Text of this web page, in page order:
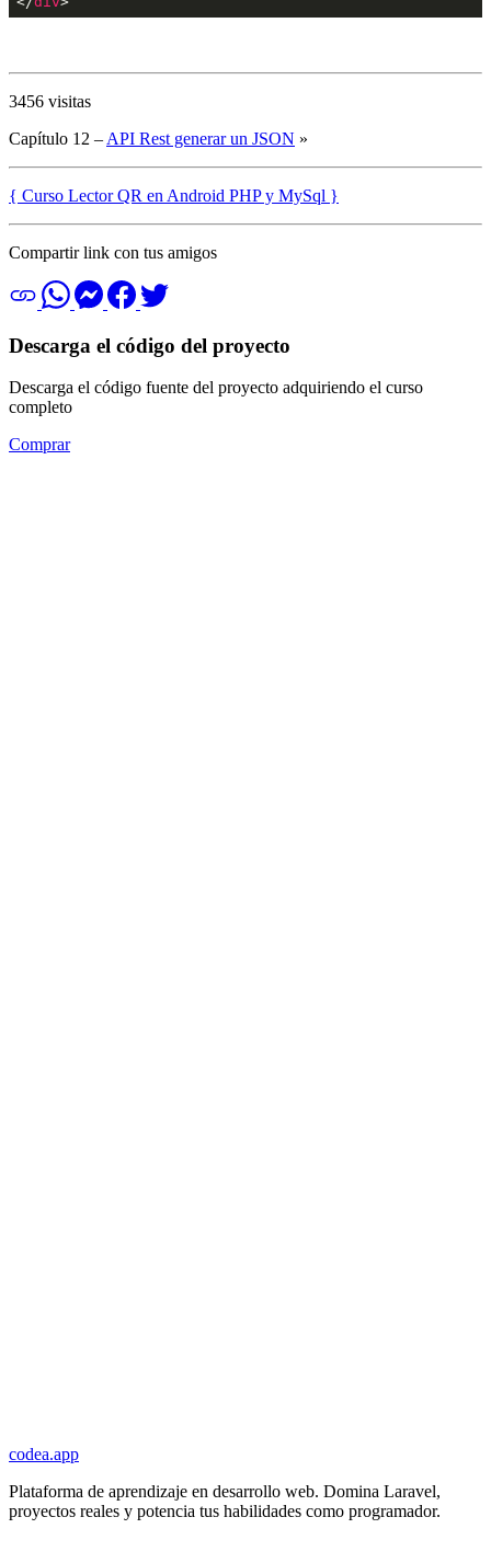
3456 visitas
Capítulo 12 – API Rest generar un JSON »
{ Curso Lector QR en Android PHP y MySql }
Compartir link con tus amigos
Descarga el código del proyecto
Descarga el código fuente del proyecto adquiriendo el curso
completo
Comprar
codea.app
Plataforma de aprendizaje en desarrollo web. Domina Laravel,
proyectos reales y potencia tus habilidades como programador.